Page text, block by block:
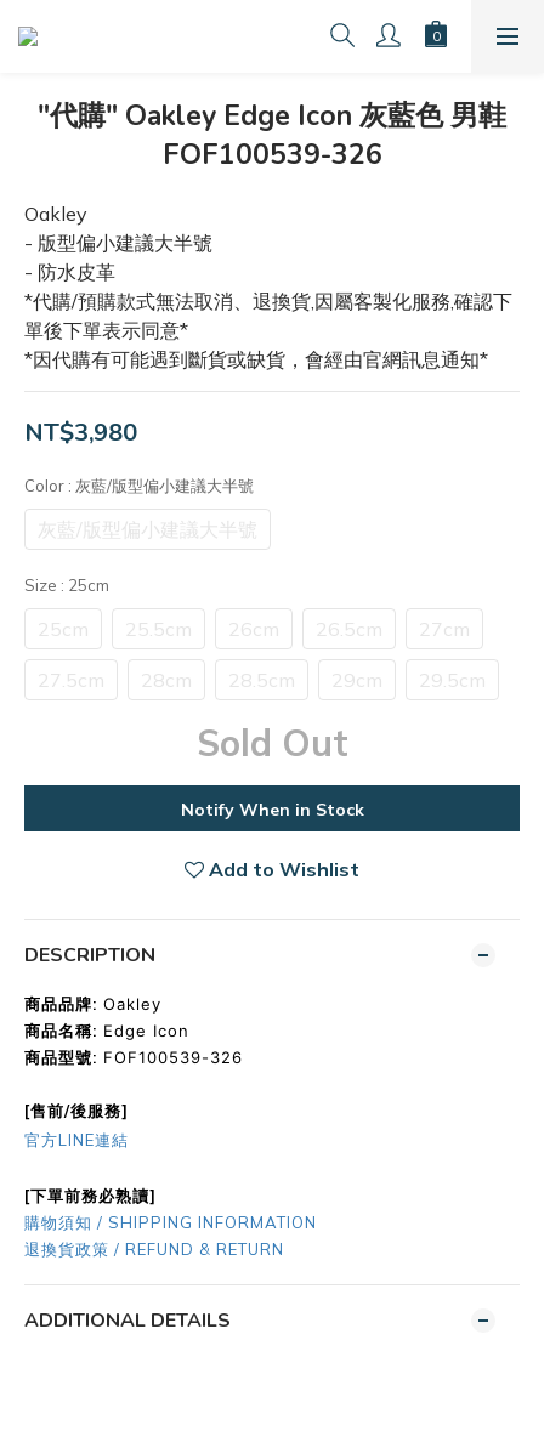
"代購" Oakley Edge Icon 灰藍色 男鞋
FOF100539-326
Oakley
- 版型偏小建議大半號
- 防水皮革
*代購/預購款式無法取消、退換貨,因屬客製化服務,確認下
單後下單表示同意*
*因代購有可能遇到斷貨或缺貨，會經由官網訊息通知*
NT$3,980
Color : 灰藍/版型偏小建議大半號
灰藍/版型偏小建議大半號
Size : 25cm
25cm 25.5cm 26cm 26.5cm 27cm
27.5cm 28cm 28.5cm 29cm 29.5cm
Sold Out
Notify When in Stock
Add to Wishlist
DESCRIPTION
商品品牌: Oakley
商品名稱: Edge Icon
商品型號: FOF100539-326
[售前/後服務]
官方LINE連結
[下單前務必熟讀]
購物須知 / SHIPPING INFORMATION
退換貨政策 / REFUND & RETURN
ADDITIONAL DETAILS